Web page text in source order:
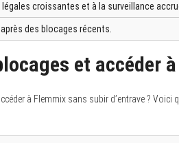
légales croissantes et à la surveillance
des blocages récents.
et accéder
à Flemmix sans subir d’entrave ? Voici